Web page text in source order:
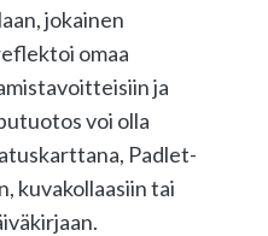
jokainen
omaa
ja
voi olla
Padlet-
kuvakollaasiin tai